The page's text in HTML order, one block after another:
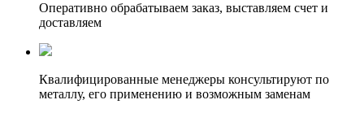
Оперативно обрабатываем заказ, выставляем счет и
доставляем
Квалифицированные менеджеры консультируют по
металлу, его применению и возможным заменам